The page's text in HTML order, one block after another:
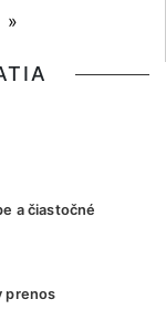
»
a čiastočné
prenos